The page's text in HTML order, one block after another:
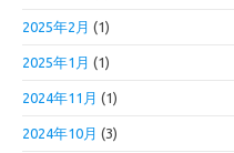
2025年2月 (1)
2025年1月 (1)
2024年11月 (1)
2024年10月 (3)